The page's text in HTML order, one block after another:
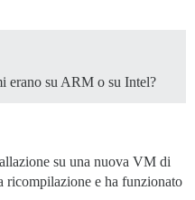
erano su ARM o su Intel?
su una nuova VM di
ricompilazione e ha funzionato